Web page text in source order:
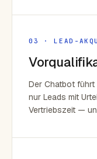
03 · LEAD-
Der Chatbot führt
nur Leads mit
Vertriebszeit —